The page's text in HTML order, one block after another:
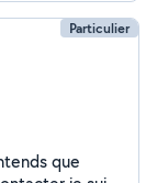
Particulier
que